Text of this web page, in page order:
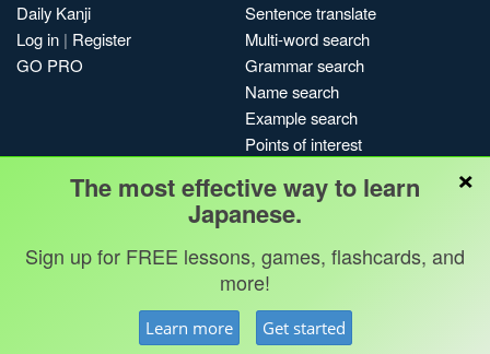
Daily Kanji
Log in | Register
GO PRO
Sentence translate
Multi-word search
Grammar search
Name search
Example search
Points of interest
My search history
Search index
Blog
Jobs & opportunities Privacy Credits
Terms & conditions
Copyright ©
Kanshudo 2025
×
The most effective way to learn
Japanese.
Sign up for FREE lessons, games, flashcards, and
more!
Learn more Get started